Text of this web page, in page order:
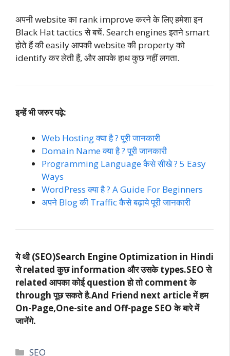
अपनी website का rank improve करने के लिए हमेशा इन
Black Hat tactics से बचें. Search engines इतने smart
होते हैं की easily आपकी website की property को
identify कर लेती हैं, और आपके हाथ कुछ नहीं लगता.
इन्हें भी जरुर पढ़े:
Web Hosting क्या है ? पूरी जानकारी
Domain Name क्या है ? पूरी जानकारी
Programming Language कैसे सीखे ? 5 Easy
Ways
WordPress क्या है ? A Guide For Beginners
अपने Blog की Traffic कैसे बढ़ाये पूरी जानकारी
ये थी (SEO)Search Engine Optimization in Hindi
से related कुछ information और उसके types.SEO से
related आपका कोई question हो तो comment के
through पूछ सकते है.And Friend next article में हम
On-Page,One-site and Off-page SEO के बारे में
जानेंगे.
Categories
SEO